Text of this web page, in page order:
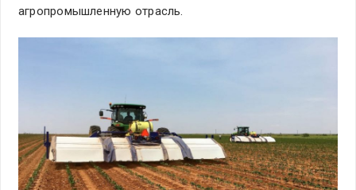
агропромышленную отрасль.